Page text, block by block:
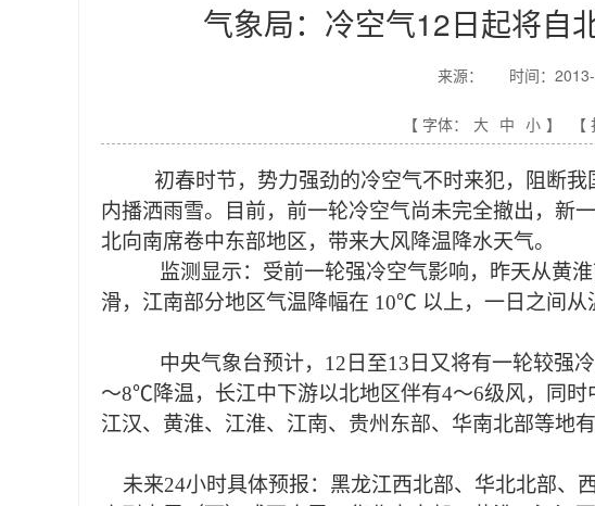
气象局：冷空气12日起将自
来源： 时间：
【 字体： 大 中 小 】
初春时节，势力强劲的冷空气不时来犯，阻断
内播洒雨雪。目前，前一轮冷空气尚未完全撤出，新
北向南席卷中东部地区，带来大风降温降水天气。
监测显示：受前一轮强冷空气影响，昨天从黄
滑，江南部分地区气温降幅在 10℃ 以上，一日之间从
中央气象台预计，12日至13日又将有一轮较强
～8℃降温，长江中下游以北地区伴有4～6级风，同时
江汉、黄淮、江淮、江南、贵州东部、华南北部等地
未来24小时具体预报：黑龙江西北部、华北北部、